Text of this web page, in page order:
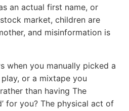
an actual first name, or
market, children are
and misinformation is
when you manually picked a
or a mixtape you
than having The
for you? The physical act of